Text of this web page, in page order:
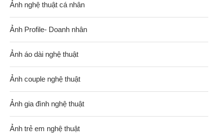
Ảnh nghệ thuật cá nhân
Ảnh Profile- Doanh nhân
Ảnh áo dài nghệ thuật
Ảnh couple nghệ thuật
Ảnh gia đình nghệ thuật
Ảnh trẻ em nghệ thuật